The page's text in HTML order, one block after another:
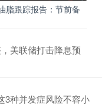
脂跟踪报告：节前备
美联储打击降息预
3种并发症风险不容小